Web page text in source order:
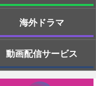
海外ドラマ
動画配信サービス